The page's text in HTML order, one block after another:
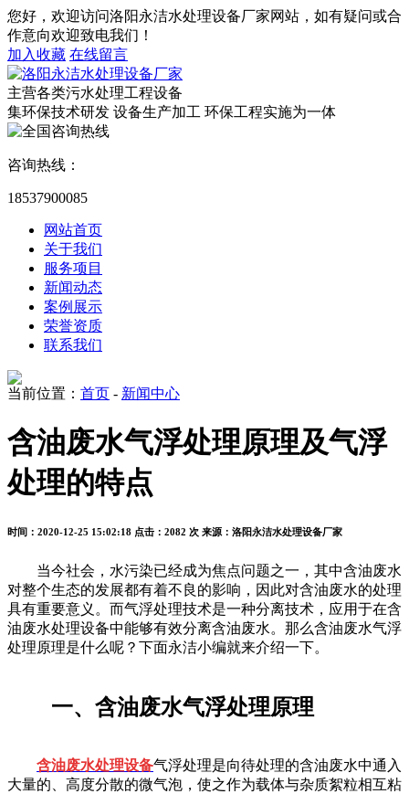
您好，欢迎访问洛阳永洁水处理设备厂家网站，如有疑问或合
作意向欢迎致电我们！
加入收藏 在线留言
主营各类污水处理工程设备
集环保技术研发 设备生产加工 环保工程实施为一体
咨询热线：
18537900085
网站首页
关于我们
服务项目
新闻动态
案例展示
荣誉资质
联系我们
当前位置： 首页 - 新闻中心
含油废水气浮处理原理及气浮
处理的特点
时间：2020-12-25 15:02:18 点击：2082 次 来源：洛阳永洁水处理设备厂家
当今社会，水污染已经成为焦点问题之一，其中含油废水
对整个生态的发展都有着不良的影响，因此对含油废水的处理
具有重要意义。而气浮处理技术是一种分离技术，应用于在含
油废水处理设备中能够有效分离含油废水。那么含油废水气浮
处理原理是什么呢？下面永洁小编就来介绍一下。
一、含油废水气浮处理原理
含油废水处理设备气浮处理是向待处理的含油废水中通入
大量的、高度分散的微气泡，使之作为载体与杂质絮粒相互粘